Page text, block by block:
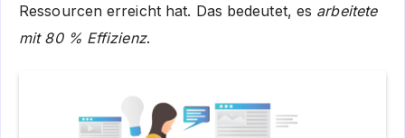
Ressourcen erreicht hat. Das bedeutet, es arbeitete
mit 80 % Effizienz.